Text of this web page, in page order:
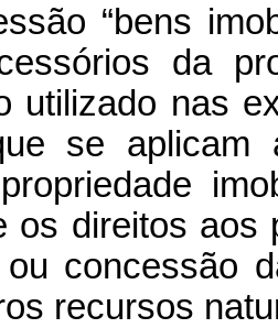
“bens
da
utilizado nas
se aplicam
os direitos
concessão
recursos